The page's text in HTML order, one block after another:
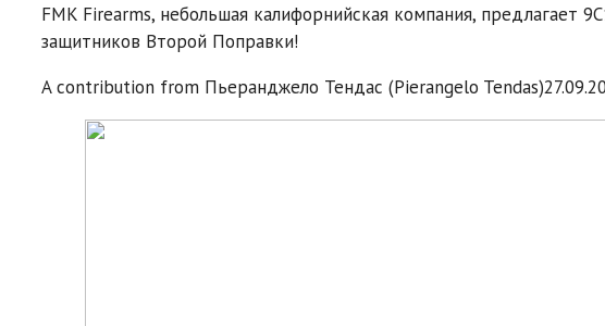
FMK Firearms, небольшая калифорнийская компания, предлагает
защитников Второй Поправки!
A contribution from Пьеранджело Тендас (Pierangelo Tendas)